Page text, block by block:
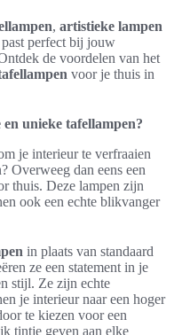
, artistieke lampen
past perfect bij jouw
de voordelen van het
voor je thuis in
unieke tafellampen?
je interieur te verfraaien
Overweeg dan eens een
thuis. Deze lampen zijn
ook een echte blikvanger
in plaats van standaard
ze een statement in je
stijl. Ze zijn echte
je interieur naar een hoger
te kiezen voor een
tintje geven aan elke